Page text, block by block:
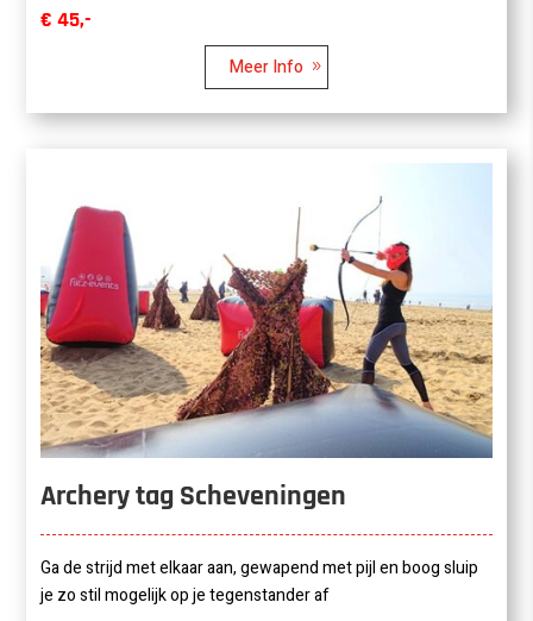
€ 45,-
Meer Info
Archery tag Scheveningen
Ga de strijd met elkaar aan, gewapend met pijl en boog sluip
je zo stil mogelijk op je tegenstander af